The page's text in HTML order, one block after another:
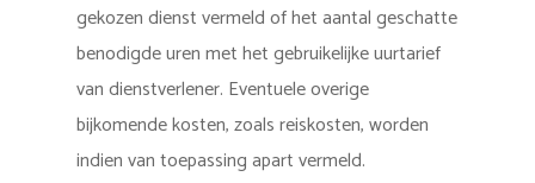
gekozen dienst vermeld of het aantal geschatte
benodigde uren met het gebruikelijke uurtarief
van dienstverlener. Eventuele overige
bijkomende kosten, zoals reiskosten, worden
indien van toepassing apart vermeld.